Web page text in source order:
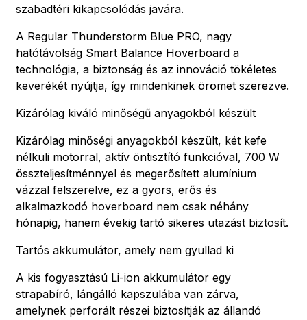
szabadtéri kikapcsolódás javára.
A Regular Thunderstorm Blue PRO, nagy
hatótávolság Smart Balance Hoverboard a
technológia, a biztonság és az innováció tökéletes
keverékét nyújtja, így mindenkinek örömet szerezve.
Kizárólag kiváló minőségű anyagokból készült
Kizárólag minőségi anyagokból készült, két kefe
nélküli motorral, aktív öntisztító funkcióval, 700 W
összteljesítménnyel és megerősített alumínium
vázzal felszerelve, ez a gyors, erős és
alkalmazkodó hoverboard nem csak néhány
hónapig, hanem évekig tartó sikeres utazást biztosít.
Tartós akkumulátor, amely nem gyullad ki
A kis fogyasztású Li-ion akkumulátor egy
strapabíró, lángálló kapszulába van zárva,
amelynek perforált részei biztosítják az állandó